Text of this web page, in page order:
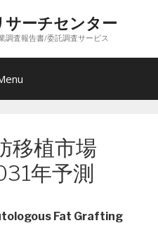
サーチセンター
調査報告書/委託調査サービス
移植市場
年予測
Fat Grafting